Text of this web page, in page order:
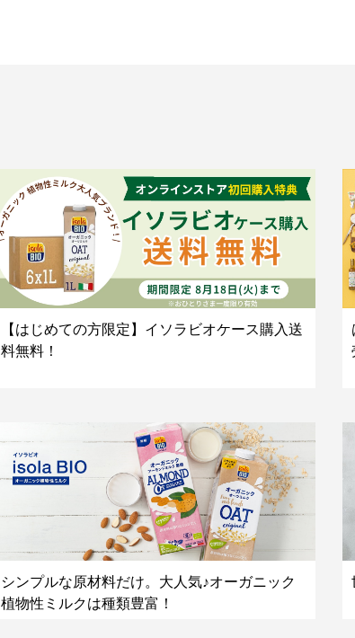
【はじめての方限定】イソラビオケース購入送
料無料！
シンプルな原材料だけ。大人気♪オーガニック
植物性ミルクは種類豊富！